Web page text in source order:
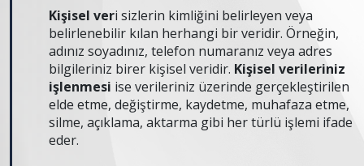
Kişisel veri sizlerin kimliğini belirleyen veya
belirlenebilir kılan herhangi bir veridir. Örneğin,
adınız soyadınız, telefon numaranız veya adres
bilgileriniz birer kişisel veridir. Kişisel verileriniz
işlenmesi ise verileriniz üzerinde gerçekleştirilen
elde etme, değiştirme, kaydetme, muhafaza etme,
silme, açıklama, aktarma gibi her türlü işlemi ifade
eder.